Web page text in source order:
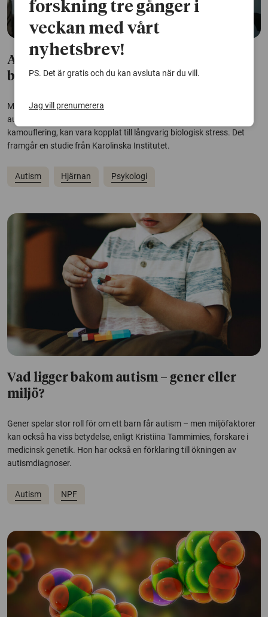
Att dölja autistiska drag kan ge
biologiska stressreaktioner
Många autistiska personer beskriver att de försöker dölja sina
autistiska drag i sociala situationer. Men detta, som ofta kallas
kamouflering, kan vara kopplat till långvarig biologisk stress. Det
framgår en studie från Karolinska Institutet.
Autism Hjärnan Psykologi
Vad ligger bakom autism – gener eller
miljö?
Gener spelar stor roll för om ett barn får autism – men miljöfaktorer
kan också ha viss betydelse, enligt Kristiina Tammimies, forskare i
medicinsk genetik. Hon har också en förklaring till ökningen av
autismdiagnoser.
Autism NPF
forskning tre gånger i
veckan med vårt
nyhetsbrev!
PS. Det är gratis och du kan avsluta när du vill.
Jag vill prenumerera